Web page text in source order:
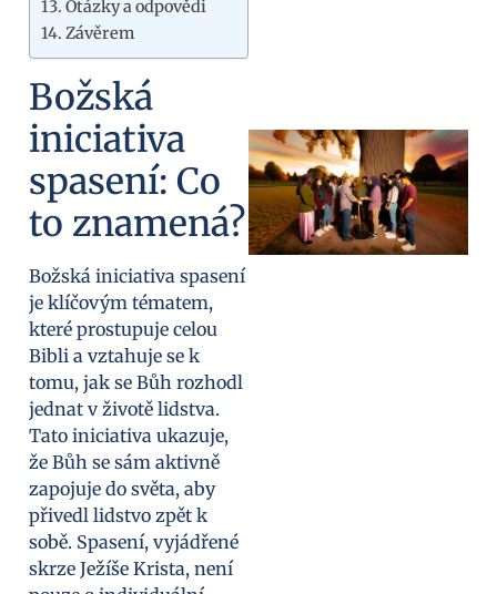
Otázky a odpovědi
Závěrem
Božská
iniciativa
spasení: Co
to znamená?
Božská iniciativa spasení
je klíčovým tématem,
které prostupuje celou
Bibli a vztahuje se k
tomu, jak se Bůh rozhodl
jednat v životě lidstva.
Tato iniciativa ukazuje,
že Bůh se sám aktivně
zapojuje do světa, aby
přivedl lidstvo zpět k
sobě. Spasení, vyjádřené
skrze Ježíše Krista, není